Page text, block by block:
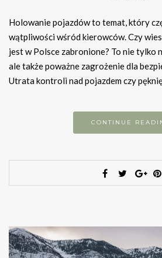
Holowanie pojazdów to temat, który
wątpliwości wśród kierowców. Czy
jest w Polsce zabronione? To nie tylko
ale także poważne zagrożenie dla
Utrata kontroli nad pojazdem czy
CONTINUE